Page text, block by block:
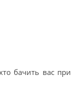
бачить вас при